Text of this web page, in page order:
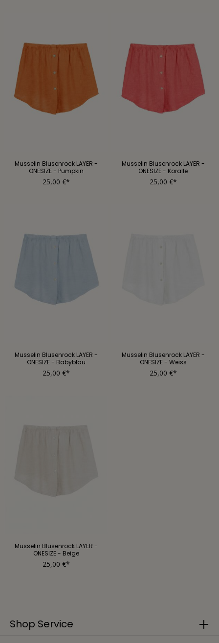
Musselin Blusenrock LAYER -
ONESIZE - Pumpkin
25,00 €*
Musselin Blusenrock LAYER -
ONESIZE - Koralle
25,00 €*
Musselin Blusenrock LAYER -
ONESIZE - Babyblau
25,00 €*
Musselin Blusenrock LAYER -
ONESIZE - Weiss
25,00 €*
Musselin Blusenrock LAYER -
ONESIZE - Beige
25,00 €*
Shop Service